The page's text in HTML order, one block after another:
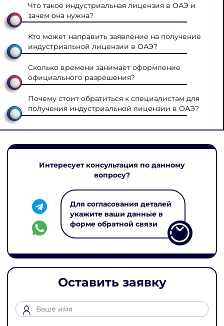
Что такое индустриальная лицензия в ОАЭ и
зачем она нужна?
Кто может направить заявление на получение
индустриальной лицензии в ОАЭ?
Сколько времени занимает оформление
официального разрешения?
Почему стоит обратиться к специалистам для
получения индустриальной лицензии в ОАЭ?
Интересует консультация по данному
вопросу?
Для согласования деталей
укажите ваши данные в
форме обратной связи
Оставить заявку